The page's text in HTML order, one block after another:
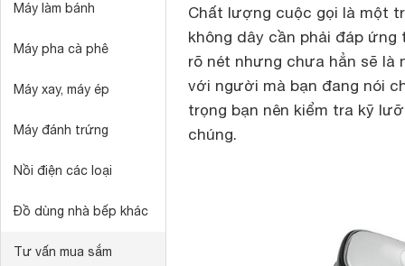
Máy làm bánh
Máy pha cà phê
Máy xay, máy ép
Máy đánh trứng
Nồi điện các loại
Đồ dùng nhà bếp khác
Tư vấn mua sắm
Chất lượng cuộc gọi là một
không dây cần phải đáp
rõ nét nhưng chưa hẳn sẽ
với người mà bạn đang nói
trọng bạn nên kiểm tra kỹ
chúng.